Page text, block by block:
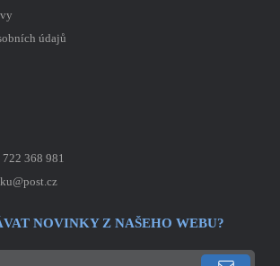
údajů
368 981
NOVINKY Z NAŠEHO WEBU?